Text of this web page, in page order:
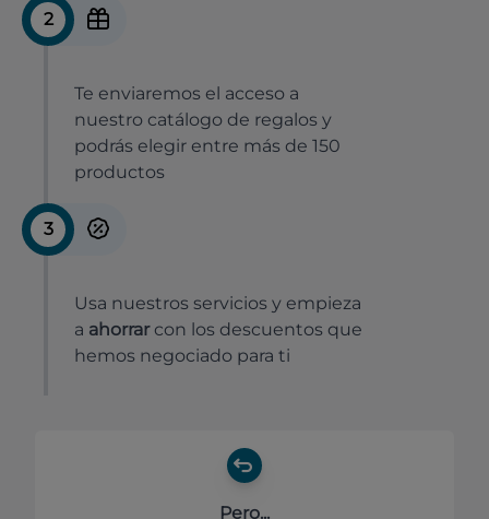
2
Te enviaremos el acceso a
nuestro catálogo de regalos y
podrás elegir entre más de 150
productos
3
Usa nuestros servicios y empieza
a ahorrar con los descuentos que
hemos negociado para ti
Pero...